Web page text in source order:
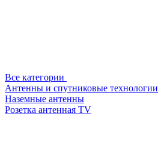
Все категории
Антенны и спутниковые технологии
Наземные антенны
Розетка антенная TV